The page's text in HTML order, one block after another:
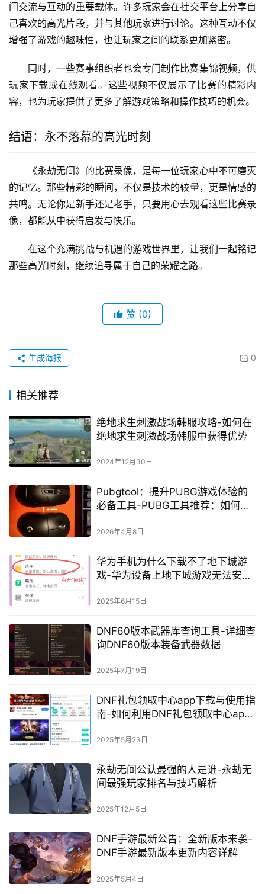
间交流与互动的重要载体。许多玩家会在社交平台上分享自
己喜欢的高光片段，并与其他玩家进行讨论。这种互动不仅
增强了游戏的趣味性，也让玩家之间的联系更加紧密。
同时，一些赛事组织者也会专门制作比赛集锦视频，供
玩家下载或在线观看。这些视频不仅展示了比赛的精彩内
容，也为玩家提供了更多了解游戏策略和操作技巧的机会。
结语：永不落幕的高光时刻
《永劫无间》的比赛录像，是每一位玩家心中不可磨灭
的记忆。那些精彩的瞬间，不仅是技术的较量，更是情感的
共鸣。无论你是新手还是老手，只要用心去观看这些比赛录
像，都能从中获得启发与快乐。
在这个充满挑战与机遇的游戏世界里，让我们一起铭记
那些高光时刻，继续追寻属于自己的荣耀之路。
赞 (0)
0
生成海报
相关推荐
绝地求生刺激战场韩服攻略-如何在
绝地求生刺激战场韩服中获得优势
2024年12月30日
Pubgtool：提升PUBG游戏体验的
必备工具-PUBG工具推荐：如何通
2026年4月8日
华为手机为什么下载不了地下城游
戏-华为设备上地下城游戏无法安装
2025年6月15日
DNF60版本武器库查询工具-详细查
询DNF60版本装备武器数据
2025年7月19日
DNF礼包领取中心app下载与使用指
南-如何利用DNF礼包领取中心app
2025年5月23日
永劫无间公认最强的人是谁-永劫无
间最强玩家排名与技巧解析
2025年12月5日
DNF手游最新公告：全新版本来袭-
DNF手游最新版本更新内容详解
2025年5月4日